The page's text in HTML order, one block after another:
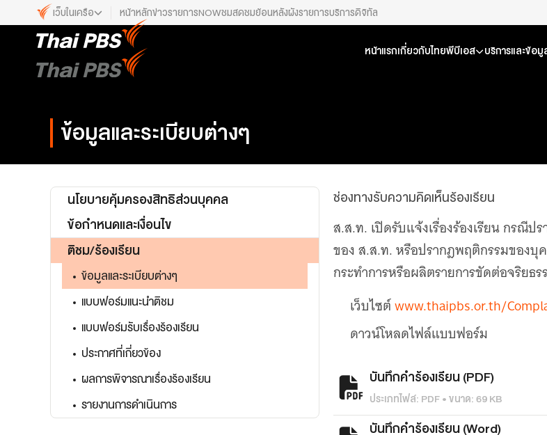
เว็บในเครือ
เว็บไซต์ในเครือ
ALTV
The Active
เรื่องราวดี ๆ สำหรับครอบครัว
Thai PBS Podcast
View The World via The Voice
Thai PBS World
We Bring Thailand to The World
เพราะพลังการสื่อสารอยู่ในมือคุณ
Locals
Policy Watch
หน้าหลักข่าวรายการNOWชมสดชมย้อนหลังผังรายการบริการดิจิทัล
หน้าแรกเกี่ยวกับไทยพีบีเอส บริการและข้อมู
ข้อมูลและระเบียบต่างๆ
นโยบายคุ้มครองสิทธิส่วนบุคคล
ข้อกำหนดและเงื่อนไข
ติชม/ร้องเรียน
ข้อมูลและระเบียบต่างๆ
แบบฟอร์มแนะนำติชม
แบบฟอร์มรับเรื่องร้องเรียน
ประกาศที่เกี่ยวข้อง
ผลการพิจารณาเรื่องร้องเรียน
รายงานการดำเนินการ
ช่องทางรับความคิดเห็นร้องเรียน
ส.ส.ท. เปิดรับแจ้งเรื่องร้องเรียน กรณี
ของ ส.ส.ท. หรือปรากฎพฤติกรรมของบุ
กระทำการหรือผลิตรายการขัดต่อจริยธ
เว็บไซต์www.thaipbs.or.th/
ดาวน์โหลดไฟล์แบบฟอร์ม
บันทึกคำร้องเรียน (PDF)
ประเภทไฟล์: PDF • ขนาด: 69 KB
บันทึกคำร้องเรียน (Word)